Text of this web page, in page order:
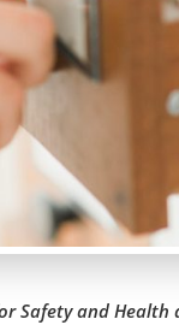
Safety and